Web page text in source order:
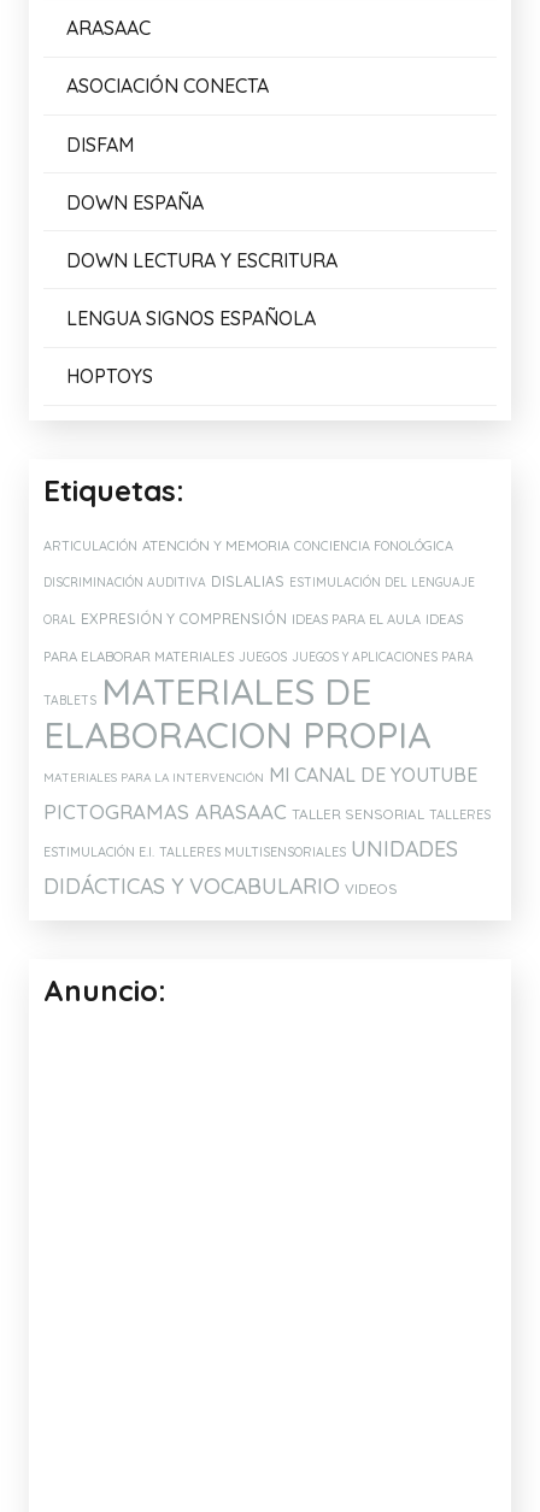
ARASAAC
ASOCIACIÓN CONECTA
DISFAM
DOWN ESPAÑA
DOWN LECTURA Y ESCRITURA
LENGUA SIGNOS ESPAÑOLA
HOPTOYS
Etiquetas:
ARTICULACIÓN ATENCIÓN Y MEMORIA CONCIENCIA FONOLÓGICA
DISCRIMINACIÓN AUDITIVA DISLALIAS ESTIMULACIÓN DEL LENGUAJE
ORAL EXPRESIÓN Y COMPRENSIÓN IDEAS PARA EL AULA IDEAS
PARA ELABORAR MATERIALES JUEGOS JUEGOS Y APLICACIONES PARA
TABLETS MATERIALES DE
ELABORACION PROPIA
MATERIALES PARA LA INTERVENCIÓN MI CANAL DE YOUTUBE
PICTOGRAMAS ARASAAC TALLER SENSORIAL TALLERES
ESTIMULACIÓN E.I. TALLERES MULTISENSORIALES UNIDADES
DIDÁCTICAS Y VOCABULARIO VIDEOS
Anuncio: